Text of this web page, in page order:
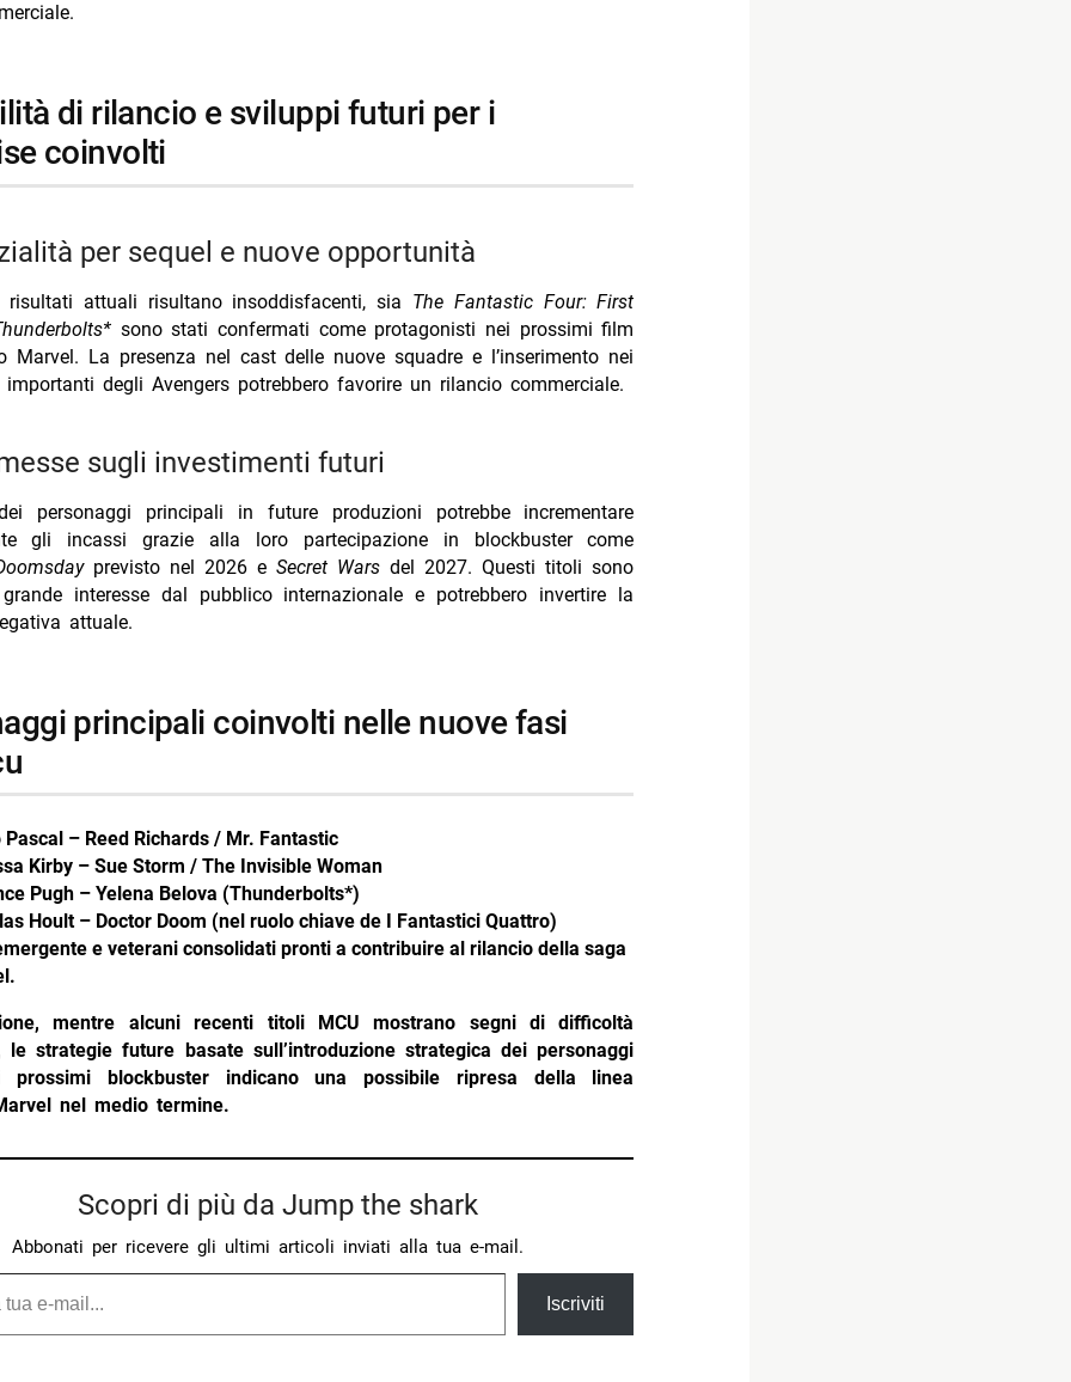
coinvolti
per sequel e nuove opportunità
attuali risultano insoddisfacenti, sia The Fantastic Four: First
sono stati confermati come protagonisti nei prossimi film
Marvel. La presenza nel cast delle nuove squadre e l’inserimento nei
degli Avengers potrebbero favorire un rilancio commerciale.
sugli investimenti futuri
dei personaggi principali in future produzioni potrebbe incrementare
gli incassi grazie alla loro partecipazione in blockbuster come
previsto nel 2026 eSecret Wars del 2027. Questi titoli sono
interesse dal pubblico internazionale e potrebbero invertire la
attuale.
Pascal – Reed Richards / Mr. Fantastic
Kirby – Sue Storm / The Invisible Woman
Pugh – Yelena Belova (Thunderbolts*)
Hoult – Doctor Doom (nel ruolo chiave de I Fantastici Quattro)
e veterani consolidati pronti a contribuire al rilancio della saga
mentre alcuni recenti titoli MCU mostrano segni di difficoltà
le strategie future basate sull’introduzione strategica dei personaggi
prossimi blockbuster indicano una possibile ripresa della linea
nel medio termine.
Scopri di più da Jump the shark
Abbonati per ricevere gli ultimi articoli inviati alla tua e-mail.
Iscriviti